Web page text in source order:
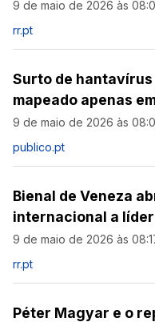
9 de maio de 2026 às
rr.pt
Surto de
mapeado apenas
9 de maio de 2026 às
publico.pt
Bienal de Veneza
internacional a
9 de maio de 2026 às
rr.pt
Péter Magyar e o